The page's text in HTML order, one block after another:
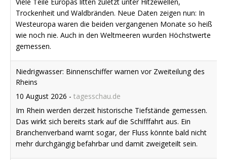
Rheins
10 August 2026-tagesschau.de
Im Rhein werden derzeit historische Tiefstände gemessen.
Das wirkt sich bereits stark auf die Schifffahrt aus. Ein
mehr durchgängig befahrbar und damit zweigeteilt sein.
Erneut Waldbrände in Spanien und Frankreich ausgebrochen
10 August 2026- tagesschau.de
Nach Dürren und Hitzewellen hatten Spanien und
Frankreich zuletzt mit riesigen Waldbränden zu kämpfen.
Nun sind dort neue Feuer ausgebrochen, wieder mussten